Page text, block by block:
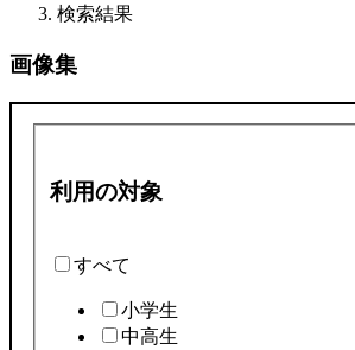
検索結果
画像集
利用の対象
すべて
小学生
中高生